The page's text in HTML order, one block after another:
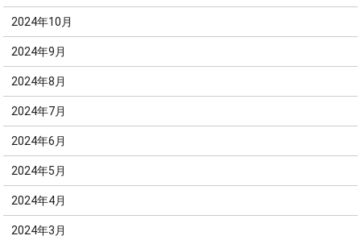
2024年10月
2024年9月
2024年8月
2024年7月
2024年6月
2024年5月
2024年4月
2024年3月